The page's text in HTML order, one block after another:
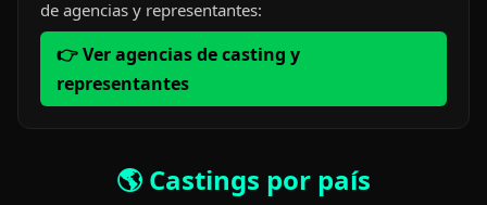
de agencias y representantes:
👉 Ver agencias de casting y
representantes
🌎 Castings por país